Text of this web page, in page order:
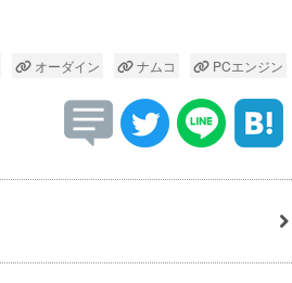
オーダイン ナムコ PCエンジン